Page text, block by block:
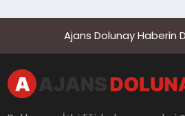
Ajans Dolunay Haberin